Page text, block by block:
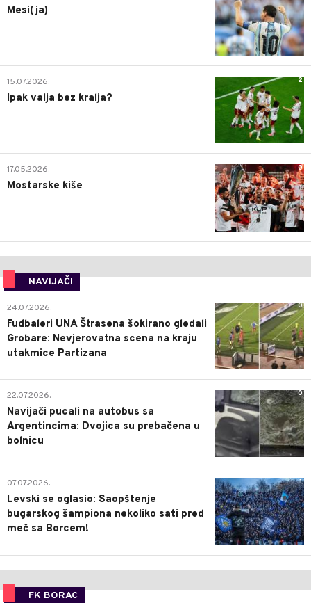
Mesi(ja)
2
15.07.2026.
Ipak valja bez kralja?
0
17.05.2026.
Mostarske kiše
NAVIJAČI
0
24.07.2026.
Fudbaleri UNA Štrasena šokirano gledali
Grobare: Nevjerovatna scena na kraju
utakmice Partizana
0
22.07.2026.
Navijači pucali na autobus sa
Argentincima: Dvojica su prebačena u
bolnicu
1
07.07.2026.
Levski se oglasio: Saopštenje
bugarskog šampiona nekoliko sati pred
meč sa Borcem!
FK BORAC